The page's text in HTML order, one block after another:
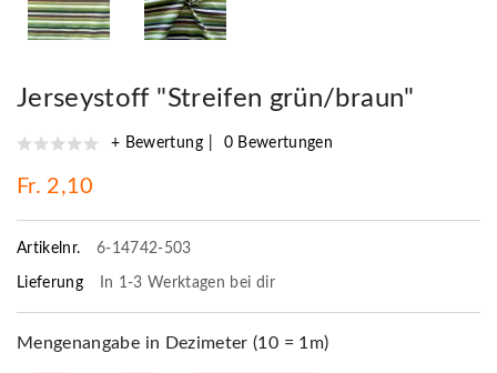
Jerseystoff "Streifen grün/braun"
+ Bewertung 0 Bewertungen
Fr. 2,10
Artikelnr. 6-14742-503
Lieferung In 1-3 Werktagen bei dir
Mengenangabe in Dezimeter (10 = 1m)